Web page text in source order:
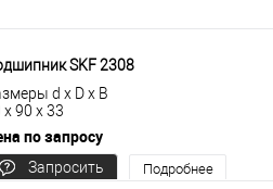
SKF 2308
d x D x B
x 90 x 33
по запросу
Запросить
Подробнее